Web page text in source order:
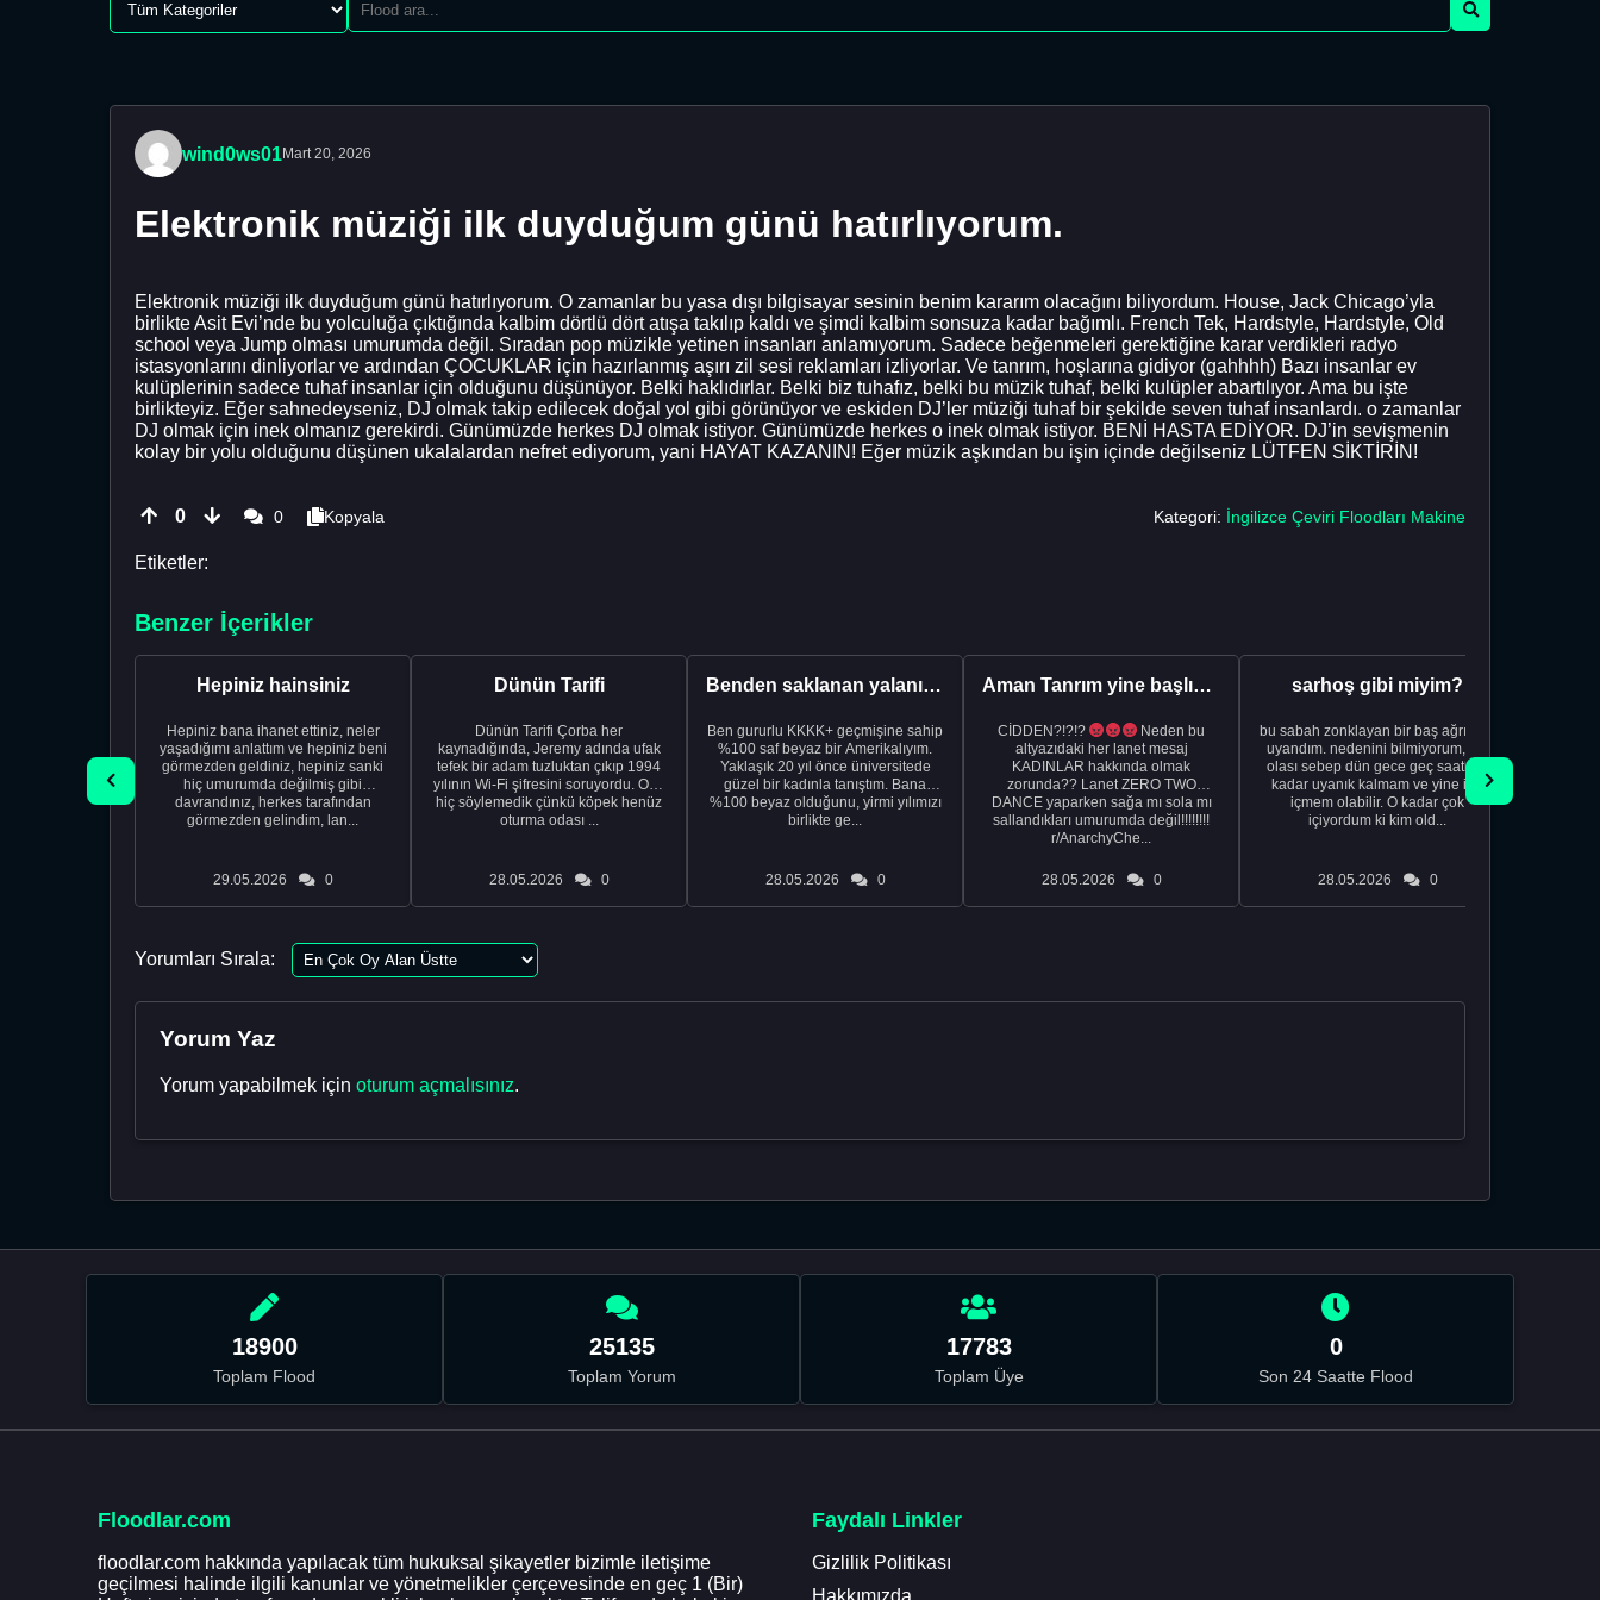
wind0ws01Mart 20, 2026
Elektronik müziği ilk duyduğum günü hatırlıyorum.
Elektronik müziği ilk duyduğum günü hatırlıyorum. O zamanlar bu yasa dışı bilgisayar sesinin benim kararım olacağını biliyordum. House, Jack Chicago’yla
birlikte Asit Evi’nde bu yolculuğa çıktığında kalbim dörtlü dört atışa takılıp kaldı ve şimdi kalbim sonsuza kadar bağımlı. French Tek, Hardstyle, Hardstyle, Old
school veya Jump olması umurumda değil. Sıradan pop müzikle yetinen insanları anlamıyorum. Sadece beğenmeleri gerektiğine karar verdikleri radyo
istasyonlarını dinliyorlar ve ardından ÇOCUKLAR için hazırlanmış aşırı zil sesi reklamları izliyorlar. Ve tanrım, hoşlarına gidiyor (gahhhh) Bazı insanlar ev
kulüplerinin sadece tuhaf insanlar için olduğunu düşünüyor. Belki haklıdırlar. Belki biz tuhafız, belki bu müzik tuhaf, belki kulüpler abartılıyor. Ama bu işte
birlikteyiz. Eğer sahnedeyseniz, DJ olmak takip edilecek doğal yol gibi görünüyor ve eskiden DJ’ler müziği tuhaf bir şekilde seven tuhaf insanlardı. o zamanlar
DJ olmak için inek olmanız gerekirdi. Günümüzde herkes DJ olmak istiyor. Günümüzde herkes o inek olmak istiyor. BENİ HASTA EDİYOR. DJ’in sevişmenin
kolay bir yolu olduğunu düşünen ukalalardan nefret ediyorum, yani HAYAT KAZANIN! Eğer müzik aşkından bu işin içinde değilseniz LÜTFEN SİKTİRİN!
0 0 Kopyala Kategori: İngilizce Çeviri Floodları Makine
Etiketler:
Benzer İçerikler
Hepiniz hainsiniz
Hepiniz bana ihanet ettiniz, neler
yaşadığımı anlattım ve hepiniz beni
görmezden geldiniz, hepiniz sanki
hiç umurumda değilmiş gibi
davrandınız, herkes tarafından
görmezden gelindim, lan...
29.05.2026 0
Dünün Tarifi
Dünün Tarifi Çorba her
kaynadığında, Jeremy adında ufak
tefek bir adam tuzluktan çıkıp 1994
yılının Wi-Fi şifresini soruyordu. Ona
hiç söylemedik çünkü köpek henüz
oturma odası ...
28.05.2026 0
Benden saklanan yalanı ortaya çıkardıktan sonra eşimden...
Ben gururlu KKKK+ geçmişine sahip
%100 saf beyaz bir Amerikalıyım.
Yaklaşık 20 yıl önce üniversitede
güzel bir kadınla tanıştım. Bana
%100 beyaz olduğunu, yirmi yılımızı
birlikte ge...
28.05.2026 0
Aman Tanrım yine başlıyoruz..
CİDDEN?!?!?
Neden bu
altyazıdaki her lanet mesaj
KADINLAR hakkında olmak
zorunda?? Lanet ZERO TWO
DANCE yaparken sağa mı sola mı
sallandıkları umurumda değil!!!!!!!!
r/AnarchyChe...
28.05.2026 0
sarhoş gibi miyim?
bu sabah zonklayan bir baş ağrısıyla
uyandım. nedenini bilmiyorum, tek
olası sebep dün gece geç saatlere
kadar uyanık kalmam ve yine içki
içmem olabilir. O kadar çok
içiyordum ki kim old...
28.05.2026 0
Yorumları Sırala:
Yorum Yaz
Yorum yapabilmek için oturum açmalısınız.
18900
Toplam Flood
25135
Toplam Yorum
17783
Toplam Üye
0
Son 24 Saatte Flood
Floodlar.com
floodlar.com hakkında yapılacak tüm hukuksal şikayetler bizimle iletişime
geçilmesi halinde ilgili kanunlar ve yönetmelikler çerçevesinde en geç 1 (Bir)
Faydalı Linkler
Gizlilik Politikası
Hakkımızda